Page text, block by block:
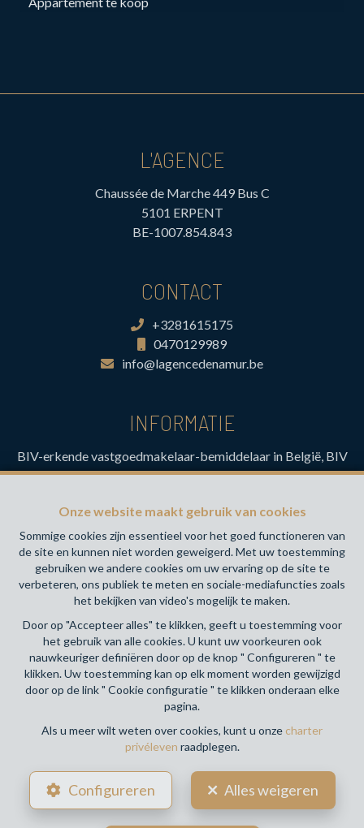
Onze website maakt gebruik van cookies
Sommige cookies zijn essentieel voor het goed functioneren van
de site en kunnen niet worden geweigerd. Met uw toestemming
gebruiken we andere cookies om uw ervaring op de site te
verbeteren, ons publiek te meten en sociale-mediafuncties zoals
het bekijken van video's mogelijk te maken.
Door op "Accepteer alles" te klikken, geeft u toestemming voor
het gebruik van alle cookies. U kunt uw voorkeuren ook
nauwkeuriger definiëren door op de knop " Configureren " te
klikken. Uw toestemming kan op elk moment worden gewijzigd
door op de link " Cookie configuratie " te klikken onderaan elke
pagina.
Als u meer wilt weten over cookies, kunt u onze charter
privéleven raadplegen.
Configureren Alles weigeren
L'AGENCE
Chaussée de Marche 449 Bus C
5101 ERPENT
BE-1007.854.843
CONTACT
+3281615175
0470129989
info@lagencedenamur.be
INFORMATIE
BIV-erkende vastgoedmakelaar-bemiddelaar in België, BIV
N° 517.112- Toezichthoudende Autoriteit : Beroepinstituut
Brussel (+32 2 505 38 50 - info@biv.be) -www.biv.be
Deontologische code
BA en borgstelling via NV AXA Belgium, Troonplein 1, 1000
Brussel (polisnr. 730.390.160) Dekking geldt voor
activiteiten die in België worden uitgevoerd
Algemene gebruiksvoorwaarden van de website
Charter privéleven
Cookie configuratie
DESIGNED AND DEVELOPED BY
WEBULOUS.IMMO